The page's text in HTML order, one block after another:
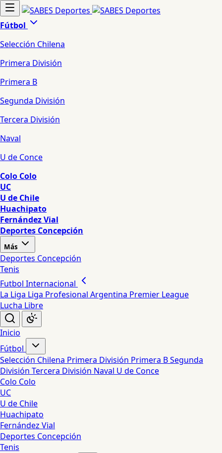
Fútbol
Selección Chilena
Primera División
Primera B
Segunda División
Tercera División
Naval
U de Conce
Colo Colo
UC
U de Chile
Huachipato
Fernández Vial
Deportes Concepción
Más
Deportes Concepción
Tenis
Futbol Internacional
La Liga Liga Profesional Argentina Premier League
Lucha Libre
Inicio
Fútbol
Selección Chilena Primera División Primera BSegunda
División Tercera División Naval U de Conce
Colo Colo
UC
U de Chile
Huachipato
Fernández Vial
Deportes Concepción
Tenis